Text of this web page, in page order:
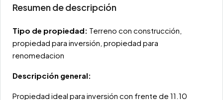
Resumen de descripción
Tipo de propiedad: Terreno con construcción,
propiedad para inversión, propiedad para
renomedacion
Descripción general:
Propiedad ideal para inversión con frente de 11.10